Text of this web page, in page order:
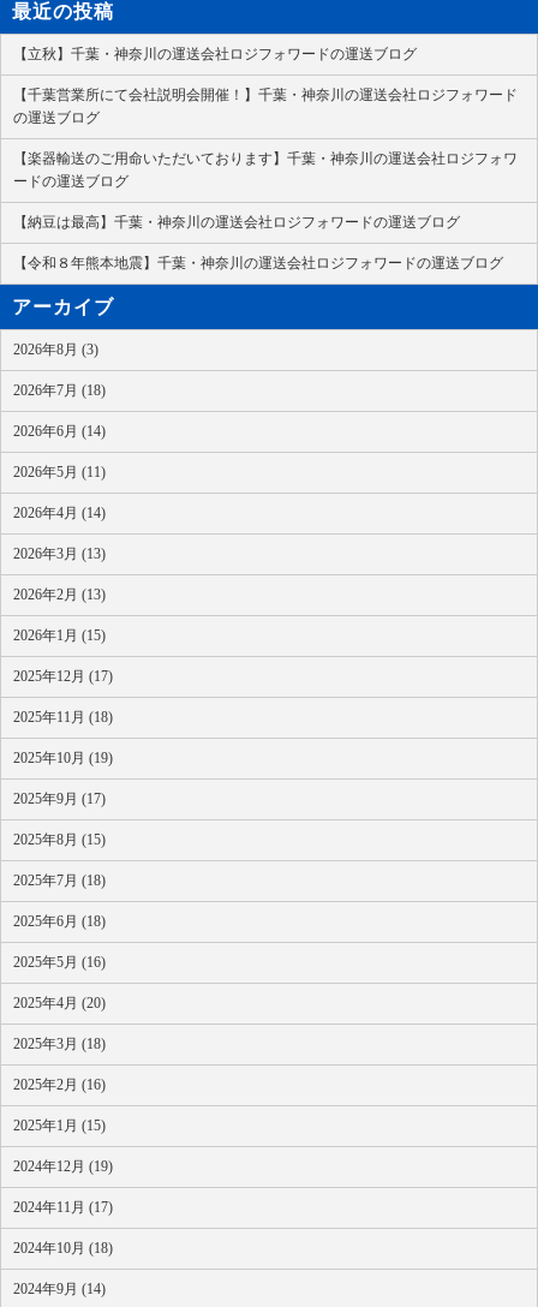
最近の投稿
【立秋】千葉・神奈川の運送会社ロジフォワードの運送ブログ
【千葉営業所にて会社説明会開催！】千葉・神奈川の運送会社ロジフォワード
の運送ブログ
【楽器輸送のご用命いただいております】千葉・神奈川の運送会社ロジフォワ
ードの運送ブログ
【納豆は最高】千葉・神奈川の運送会社ロジフォワードの運送ブログ
【令和８年熊本地震】千葉・神奈川の運送会社ロジフォワードの運送ブログ
アーカイブ
2026年8月 (3)
2026年7月 (18)
2026年6月 (14)
2026年5月 (11)
2026年4月 (14)
2026年3月 (13)
2026年2月 (13)
2026年1月 (15)
2025年12月 (17)
2025年11月 (18)
2025年10月 (19)
2025年9月 (17)
2025年8月 (15)
2025年7月 (18)
2025年6月 (18)
2025年5月 (16)
2025年4月 (20)
2025年3月 (18)
2025年2月 (16)
2025年1月 (15)
2024年12月 (19)
2024年11月 (17)
2024年10月 (18)
2024年9月 (14)